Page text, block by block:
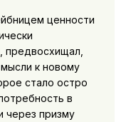
ценности
предвосхищал,
к новому
стало остро
в
через призму